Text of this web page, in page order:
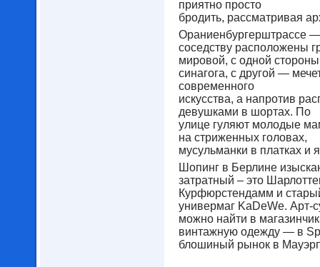
приятно просто
бродить, рассматривая
Ораниенбургерштрассе
соседству расположены
мировой, с одной стороны
синагога, с другой —
современного
искусства, а напротив
девушками в шортах. По
улице гуляют молодые
на стриженных головах,
мусульманки в платках
Шопинг в Берлине
затратный – это
Курфюрстендамм и
универмаг KaDeWe. Арт-
можно найти в
винтажную одежду — в
блошиный рынок в